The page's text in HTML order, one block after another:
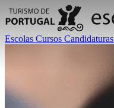
Escolas Cursos Candidaturas